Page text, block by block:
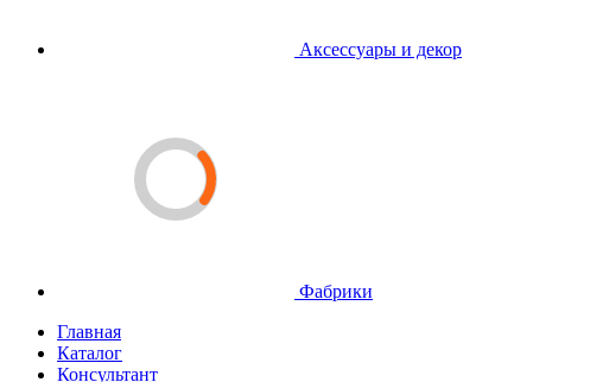
Аксессуары и декор
Фабрики
Главная
Каталог
Консультант